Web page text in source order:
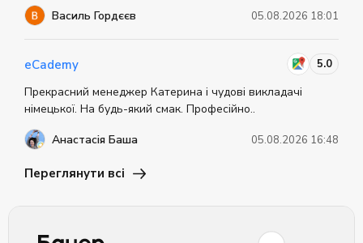
Василь Гордєєв
05.08.2026 18:01
eCademy 5.0
Прекрасний менеджер Катерина і чудові викладачі
німецької. На будь-який смак. Професійно..
Анастасія Баша
05.08.2026 16:48
Переглянути всі